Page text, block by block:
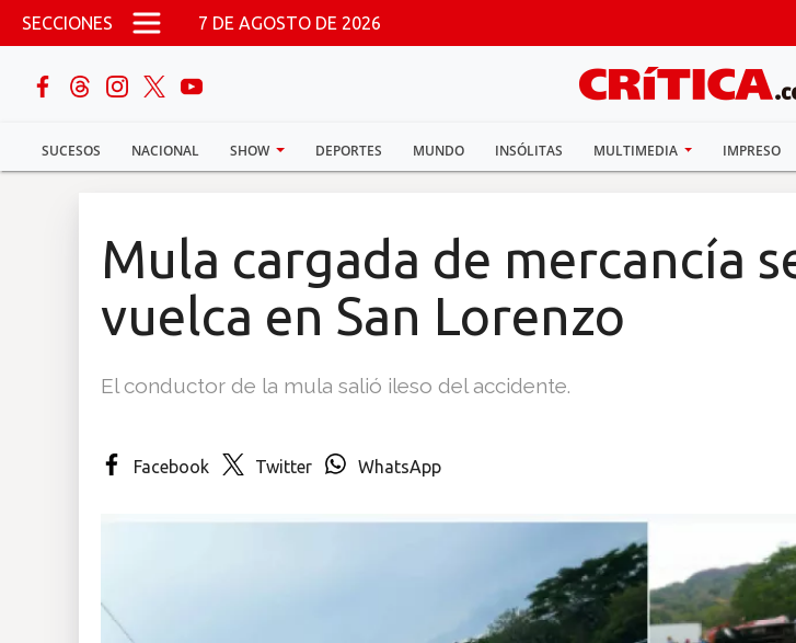
Pasar al contenido principal
SECCIONES 7 DE AGOSTO DE 2026
SUCESOS NACIONAL SHOW DEPORTES MUNDO INSÓLITAS MULTIMEDIA IMPRESO
buscar
Sucesos
Mula cargada de mercancía
vuelca en San Lorenzo
El conductor de la mula salió ileso del accidente.
Facebook Twitter WhatsApp